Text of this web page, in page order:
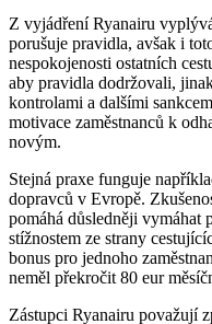
Z vyjádření Ryanairu
porušuje pravidla, avšak i
nespokojenosti ostatních
aby pravidla dodržovali,
kontrolami a dalšími
motivace zaměstnanců k
novým.
Stejná praxe funguje
dopravců v Evropě.
pomáhá důsledněji vymáhat
stížnostem ze strany
bonus pro jednoho
neměl překročit 80 eur
Zástupci Ryanairu považují